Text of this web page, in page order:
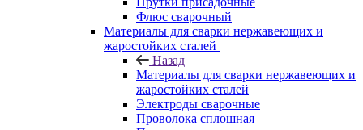
Флюс сварочный
Материалы для сварки нержавеющих и
жаростойких сталей
Назад
Материалы для сварки нержавеющих и
жаростойких сталей
Электроды сварочные
Проволока сплошная